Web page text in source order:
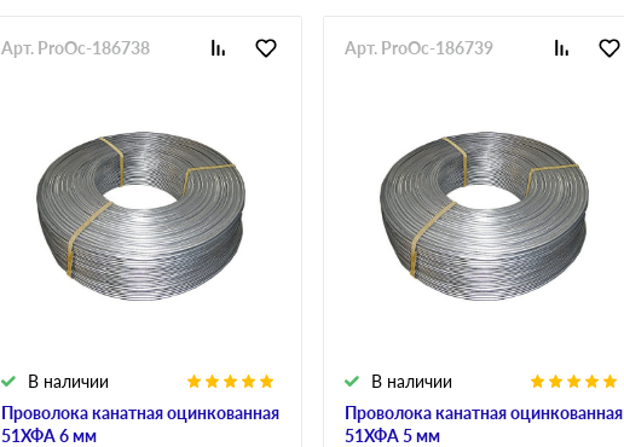
Проволока канатная оцинкованная
51ХФА 6 мм
В наличии
Арт. ProOc-186738
Проволока канатная оцинкованная
51ХФА 5 мм
В наличии
Арт. ProOc-186739